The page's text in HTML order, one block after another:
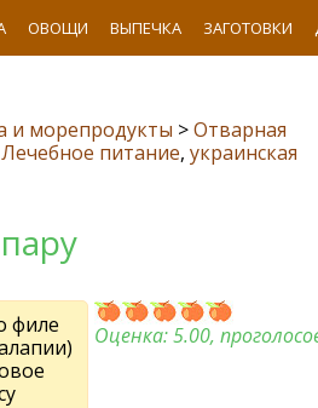
ОВОЩИ ВЫПЕЧКА ЗАГОТОВКИ
и морепродукты >Отварная
Лечебное питание, украинская
филе
Оценка:5.00,